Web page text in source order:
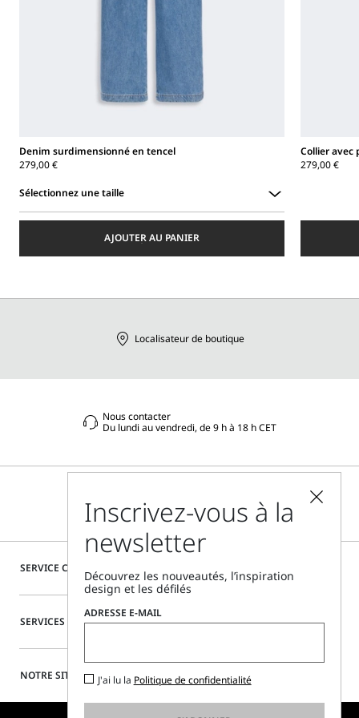
Denim surdimensionné en tencel
279,00 €
Sélectionnez une taille
AJOUTER AU PANIER
Collier
279,00 €
SERVICE CLIENTÈLE
SERVICES SPÉCIAUX
NOTRE SITE
Localisateur de boutique
Nous contacter
Du lundi au vendredi, de 9 h à 18 h CET
Inscrivez-vous à la
newsletter
Découvrez les nouveautés, l’inspiration
design et les défilés
ADRESSE E-MAIL
J'ai lu la Politique de confidentialité